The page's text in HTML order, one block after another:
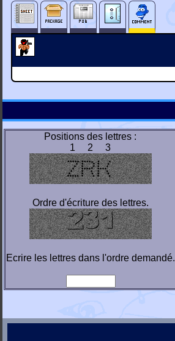
Positions des lettres :
1 2 3
Ordre d'écriture des lettres.
Ecrire les lettres dans l'ordre demandé.